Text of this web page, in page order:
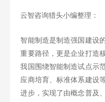
云智咨询猎头小编整理：
智能制造是制造强国建设
重要路径，更是企业打造
我国围绕智能制造试点示
应商培育、标准体系建设
进步，实现了由概念普及